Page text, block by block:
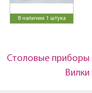
В наличии 1 штука
Столовые приборы